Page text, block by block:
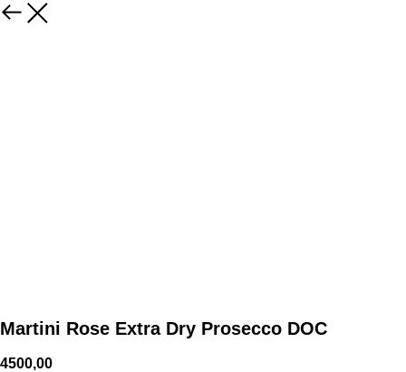
Martini Rose Extra Dry Prosecco DOC
4500,00